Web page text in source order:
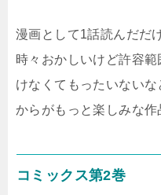
漫画として1話読んだだ
時々おかしいけど許容
けなくてもったいない
からがもっと楽しみな作
コミックス第2巻